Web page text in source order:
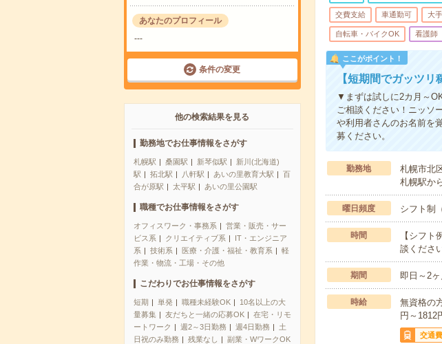
あなたのプロフィール
---
条件の変更
他の検索結果を見る
勤務地でお仕事情報をさがす
札幌駅 桑園駅 新琴似駅
新川(北海道)
駅
拓北駅 八軒駅 あいの里教育大駅
百
合が原駅
太平駅 あいの里公園駅
職種でお仕事情報をさがす
オフィスワーク・事務系
営業・販売・サー
ビス系
クリエイティブ系
IT・エンジニア
系
技術系 医療・介護・福祉・教育系
軽
作業・物流・工場・その他
こだわりでお仕事情報をさがす
短期 単発 職種未経験OK
10名以上の大
量募集
友だちと一緒の応募OK
在宅・リモ
ートワーク
週2～3日勤務 週4日勤務
土
日祝のみ勤務
残業なし
副業・WワークOK
交費支給 車通勤可 大手
自転車・バイクOK 看護師
ここがポイント！
【短期間でガッツ
▼まずは試しに2カ月～
ご相談ください！ニッソ
や利用者さんのお名前を
募ください。
勤務地
札幌市北
札幌駅か
曜日頻度 シフト制
時間
【シフ
談くださ
期間 即日～2
時給
無資格の
円～1812
交通費